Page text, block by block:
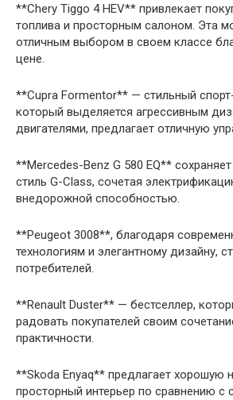
**Chery Tiggo 4 HEV** привлекает
топлива и просторным салоном. Эта
отличным выбором в своем классе
цене.
**Cupra Formentor** — стильный
который выделяется агрессивным
двигателями, предлагает отличную
**Mercedes-Benz G 580 EQ**
стиль G-Class, сочетая
внедорожной способностью.
**Peugeot 3008**, благодаря
технологиям и элегантному дизайну,
потребителей.
**Renault Duster** — бестселлер,
радовать покупателей своим
практичности.
**Skoda Enyaq** предлагает хорошую
просторный интерьер по сравнению с